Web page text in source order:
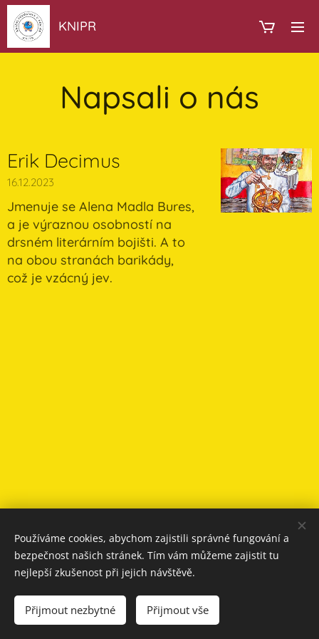
KNIPR
Napsali o nás
Erik Decimus
16.12.2023
Jmenuje se Alena Madla Bures,
a je výraznou osobností na
drsném literárním bojišti. A to
na obou stranách barikády,
což je vzácný jev.
Obrázky poskytlPexels
Vytvořeno službouWebnode
Jazyky
Čeština
Slovenčina
Používáme cookies, abychom zajistili správné fungování a
bezpečnost našich stránek. Tím vám můžeme zajistit tu
nejlepší zkušenost při jejich návštěvě.
Přijmout nezbytné Přijmout vše